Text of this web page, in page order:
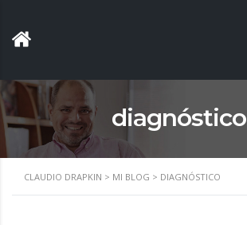
diagnóstico
CLAUDIO DRAPKIN > MI BLOG > DIAGNÓSTICO